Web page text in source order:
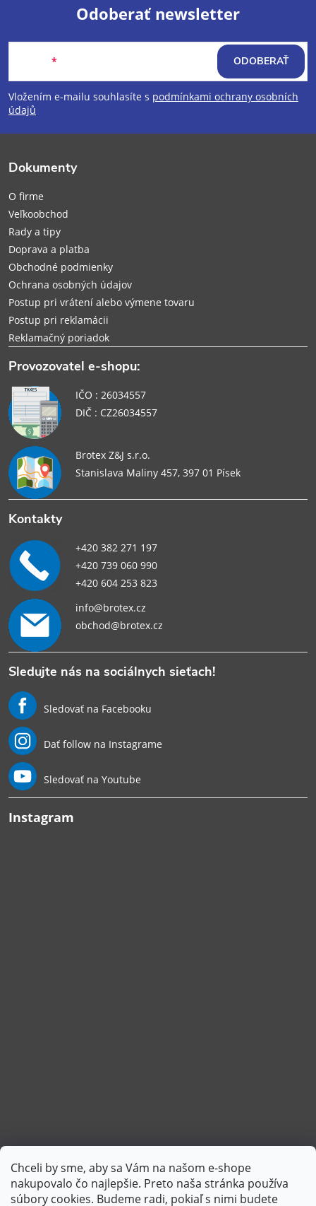
Chceli by sme, aby sa Vám na našom e-shope
nakupovalo čo najlepšie. Preto naša stránka používa
súbory cookies. Budeme radi, pokiaľ s nimi budete
Z
á
p
e
Odoberať newsletter
Vložením e-mailu souhlasíte s podmínkami ochrany osobních
údajů
ODOBERAŤ
Dokumenty
O firme
Veľkoobchod
Rady a tipy
Doprava a platba
Obchodné podmienky
Ochrana osobných údajov
Postup pri vrátení alebo výmene tovaru
Postup pri reklamácii
Reklamačný poriadok
Provozovatel e-shopu:
IČO : 26034557
DIČ : CZ26034557
Brotex Z&J s.r.o.
Stanislava Maliny 457, 397 01 Písek
Kontakty
+420 382 271 197
+420 739 060 990
+420 604 253 823
info@brotex.cz
obchod@brotex.cz
Sledujte nás na sociálnych sieťach!
Sledovať na Facebooku
Dať follow na Instagrame
Sledovať na Youtube
Instagram
Sledovať na Instagrame